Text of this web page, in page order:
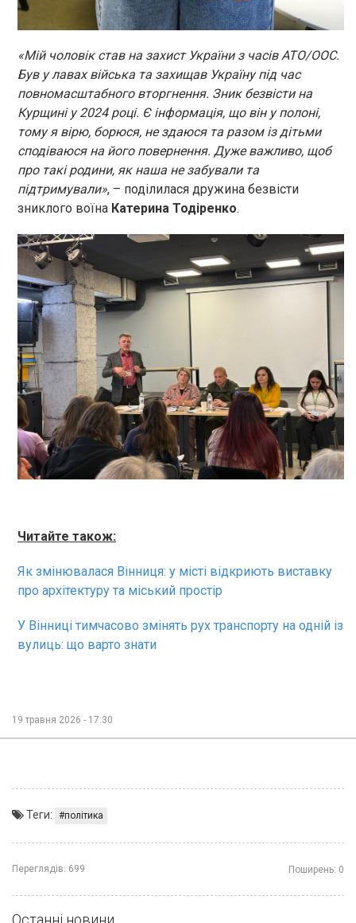
«Мій чоловік став на захист України з часів АТО/ООС.
Був у лавах війська та захищав Україну під час
повномасштабного вторгнення. Зник безвісти на
Курщині у 2024 році. Є інформація, що він у полоні,
тому я вірю, борюся, не здаюся та разом із дітьми
сподіваюся на його повернення. Дуже важливо, щоб
про такі родини, як наша не забували та
підтримували», – поділилася дружина безвісти
зниклого воїна Катерина Тодіренко.
Читайте також:
Як змінювалася Вінниця: у місті відкриють виставку
про архітектуру та міський простір
У Вінниці тимчасово змінять рух транспорту на одній із
вулиць: що варто знати
19 травня 2026 - 17:30
Теги: політика
Переглядів: 699 Поширень: 0
Останні новини